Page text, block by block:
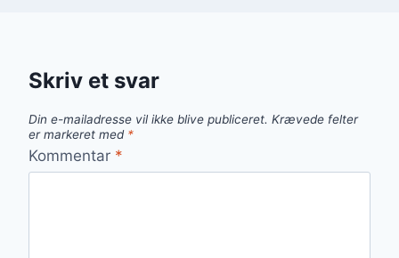
Skriv et svar
Din e-mailadresse vil ikke blive publiceret. Krævede felter
er markeret med *
Kommentar *